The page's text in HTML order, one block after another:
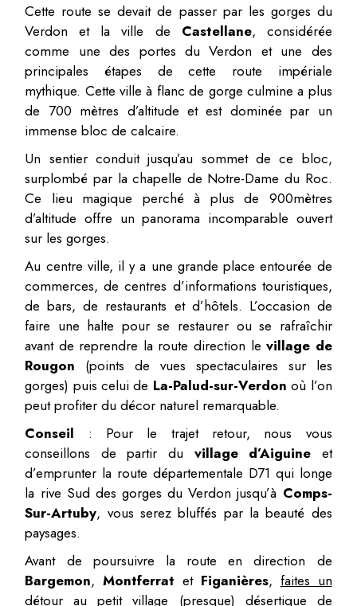
Cette route se devait de passer par les gorges du
Verdon et la ville de Castellane, considérée
comme une des portes du Verdon et une des
principales étapes de cette route impériale
mythique. Cette ville à flanc de gorge culmine a plus
de 700 mètres d’altitude et est dominée par un
immense bloc de calcaire.
Un sentier conduit jusqu’au sommet de ce bloc,
surplombé par la chapelle de Notre-Dame du Roc.
Ce lieu magique perché à plus de 900mètres
d’altitude offre un panorama incomparable ouvert
sur les gorges.
Au centre ville, il y a une grande place entourée de
commerces, de centres d’informations touristiques,
de bars, de restaurants et d’hôtels. L’occasion de
faire une halte pour se restaurer ou se rafraîchir
avant de reprendre la route direction levillage de
Rougon (points de vues spectaculaires sur les
gorges) puis celui de La-Palud-sur-Verdonoù l’on
peut profiter du décor naturel remarquable.
Conseil : Pour le trajet retour, nous vous
conseillons de partir du village d’Aiguine et
d’emprunter la route départementale D71 qui longe
la rive Sud des gorges du Verdon jusqu’à Comps-
Sur-Artuby, vous serez bluffés par la beauté des
paysages.
Avant de poursuivre la route en direction de
Bargemon,Montferrat et Figanières, faites un
détour au petit village (presque) désertique de